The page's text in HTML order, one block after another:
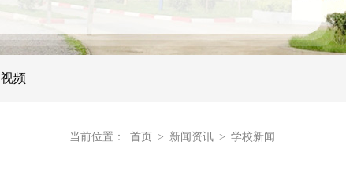
频
当前位置： 首页 > 新闻资讯 > 学校新闻